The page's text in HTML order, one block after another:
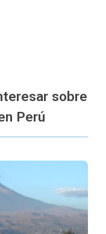
sobre
Perú